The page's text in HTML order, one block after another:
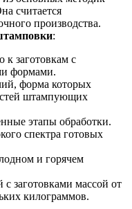
считается
производства.
:
заготовкам с
формами.
форма которых
штампующих
этапы обработки.
спектра готовых
и горячем
заготовками массой от
килограммов.